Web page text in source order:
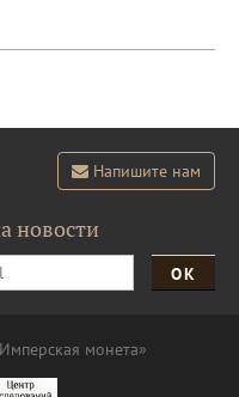
Напишите нам
новости
ОК
монета»